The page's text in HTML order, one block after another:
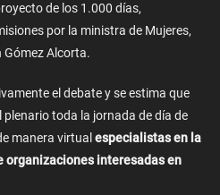
de los 1.000 días,
por la ministra de Mujeres,
Gómez Alcorta.
el debate y se estima que
toda la jornada de día de
manera virtual especialistas en la
organizaciones interesadas en